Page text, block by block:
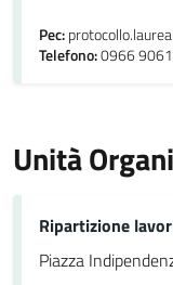
Pec:
Telefono:0966
Unità
Ripartizione
Piazza